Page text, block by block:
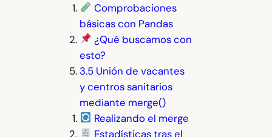
Comprobaciones
básicas con Pandas
¿Qué buscamos con
esto?
3.5 Unión de vacantes
y centros sanitarios
mediante merge()
Realizando el merge
Estadísticas tras el